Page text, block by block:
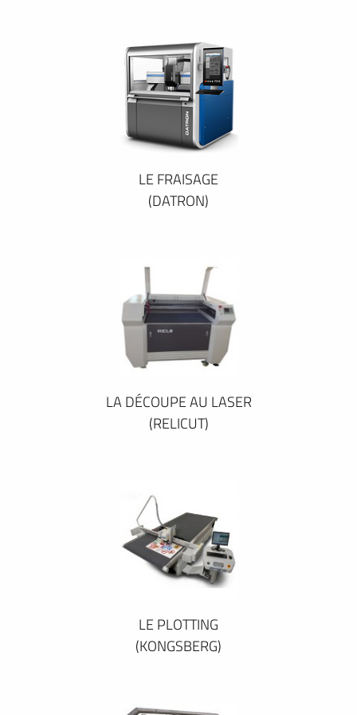
LE FRAISAGE
(DATRON)
LA DÉCOUPE AU LASER
(RELICUT)
LE PLOTTING
(KONGSBERG)